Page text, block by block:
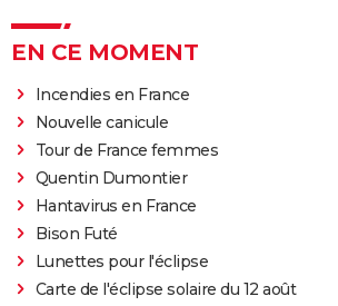
EN CE MOMENT
Incendies en France
Nouvelle canicule
Tour de France femmes
Quentin Dumontier
Hantavirus en France
Bison Futé
Lunettes pour l'éclipse
Carte de l'éclipse solaire du 12 août